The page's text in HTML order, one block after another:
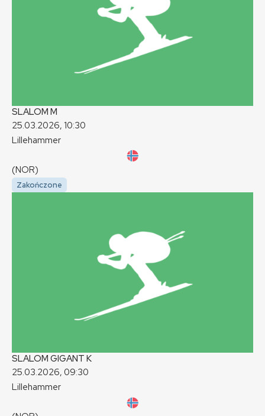
SLALOM M
25.03.2026, 10:30
Lillehammer
(NOR)
Zakończone
SLALOM GIGANT K
25.03.2026, 09:30
Lillehammer